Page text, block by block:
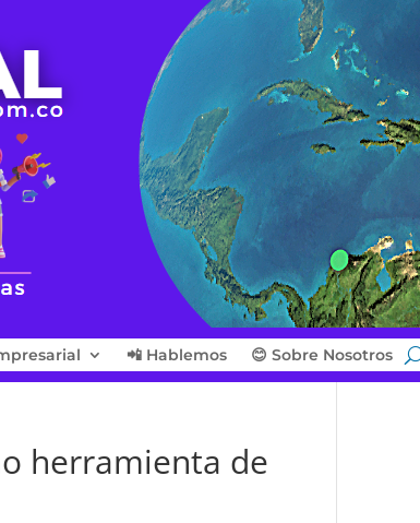
📲 Hablemos 😊 Sobre Nosotros
herramienta de